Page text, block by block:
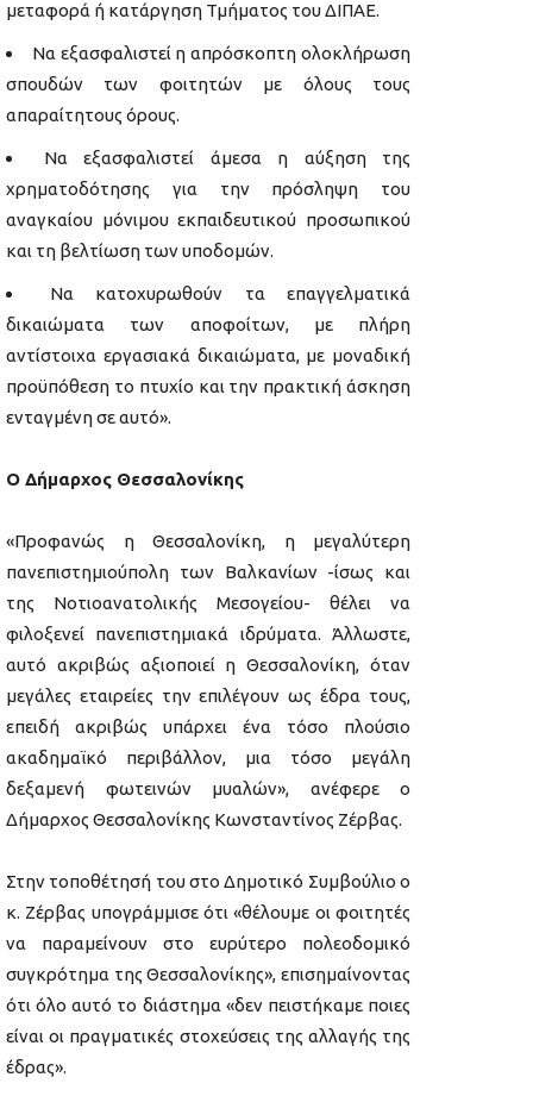
μεταφορά ή κατάργηση Τμήματος του ΔΙΠΑΕ.
Να εξασφαλιστεί η απρόσκοπτη ολοκλήρωση
σπουδών των φοιτητών με όλους τους
απαραίτητους όρους.
Να εξασφαλιστεί άμεσα η αύξηση της
χρηματοδότησης για την πρόσληψη του
αναγκαίου μόνιμου εκπαιδευτικού προσωπικού
και τη βελτίωση των υποδομών.
Να κατοχυρωθούν τα επαγγελματικά
δικαιώματα των αποφοίτων, με πλήρη
αντίστοιχα εργασιακά δικαιώματα, με μοναδική
προϋπόθεση το πτυχίο και την πρακτική άσκηση
ενταγμένη σε αυτό».
Ο Δήμαρχος Θεσσαλονίκης
«Προφανώς η Θεσσαλονίκη, η μεγαλύτερη
πανεπιστημιούπολη των Βαλκανίων -ίσως και
της Νοτιοανατολικής Μεσογείου- θέλει να
φιλοξενεί πανεπιστημιακά ιδρύματα. Άλλωστε,
αυτό ακριβώς αξιοποιεί η Θεσσαλονίκη, όταν
μεγάλες εταιρείες την επιλέγουν ως έδρα τους,
επειδή ακριβώς υπάρχει ένα τόσο πλούσιο
ακαδημαϊκό περιβάλλον, μια τόσο μεγάλη
δεξαμενή φωτεινών μυαλών», ανέφερε ο
Δήμαρχος Θεσσαλονίκης Κωνσταντίνος Ζέρβας.
Στην τοποθέτησή του στο Δημοτικό Συμβούλιο ο
κ. Ζέρβας υπογράμμισε ότι «θέλουμε οι φοιτητές
να παραμείνουν στο ευρύτερο πολεοδομικό
συγκρότημα της Θεσσαλονίκης», επισημαίνοντας
ότι όλο αυτό το διάστημα «δεν πειστήκαμε ποιες
είναι οι πραγματικές στοχεύσεις της αλλαγής της
έδρας».